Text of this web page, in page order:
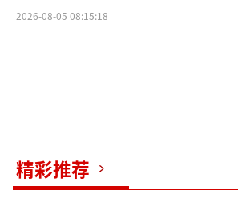
2026-08-05 08:15:18
精彩推荐